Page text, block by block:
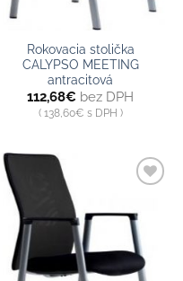
Rokovacia stolička
CALYPSO MEETING
antracitová
112,68€ bez DPH
138,60€ s DPH
zoznamu